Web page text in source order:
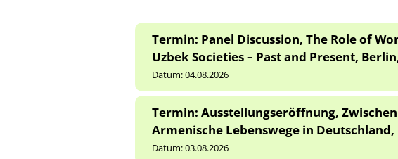
Termin: Panel Discussion, The Role of
Uzbek Societies – Past and Present,
Datum:04.08.2026
Termin: Ausstellungseröffnung,
Armenische Lebenswege in Deutschland,
Datum:03.08.2026